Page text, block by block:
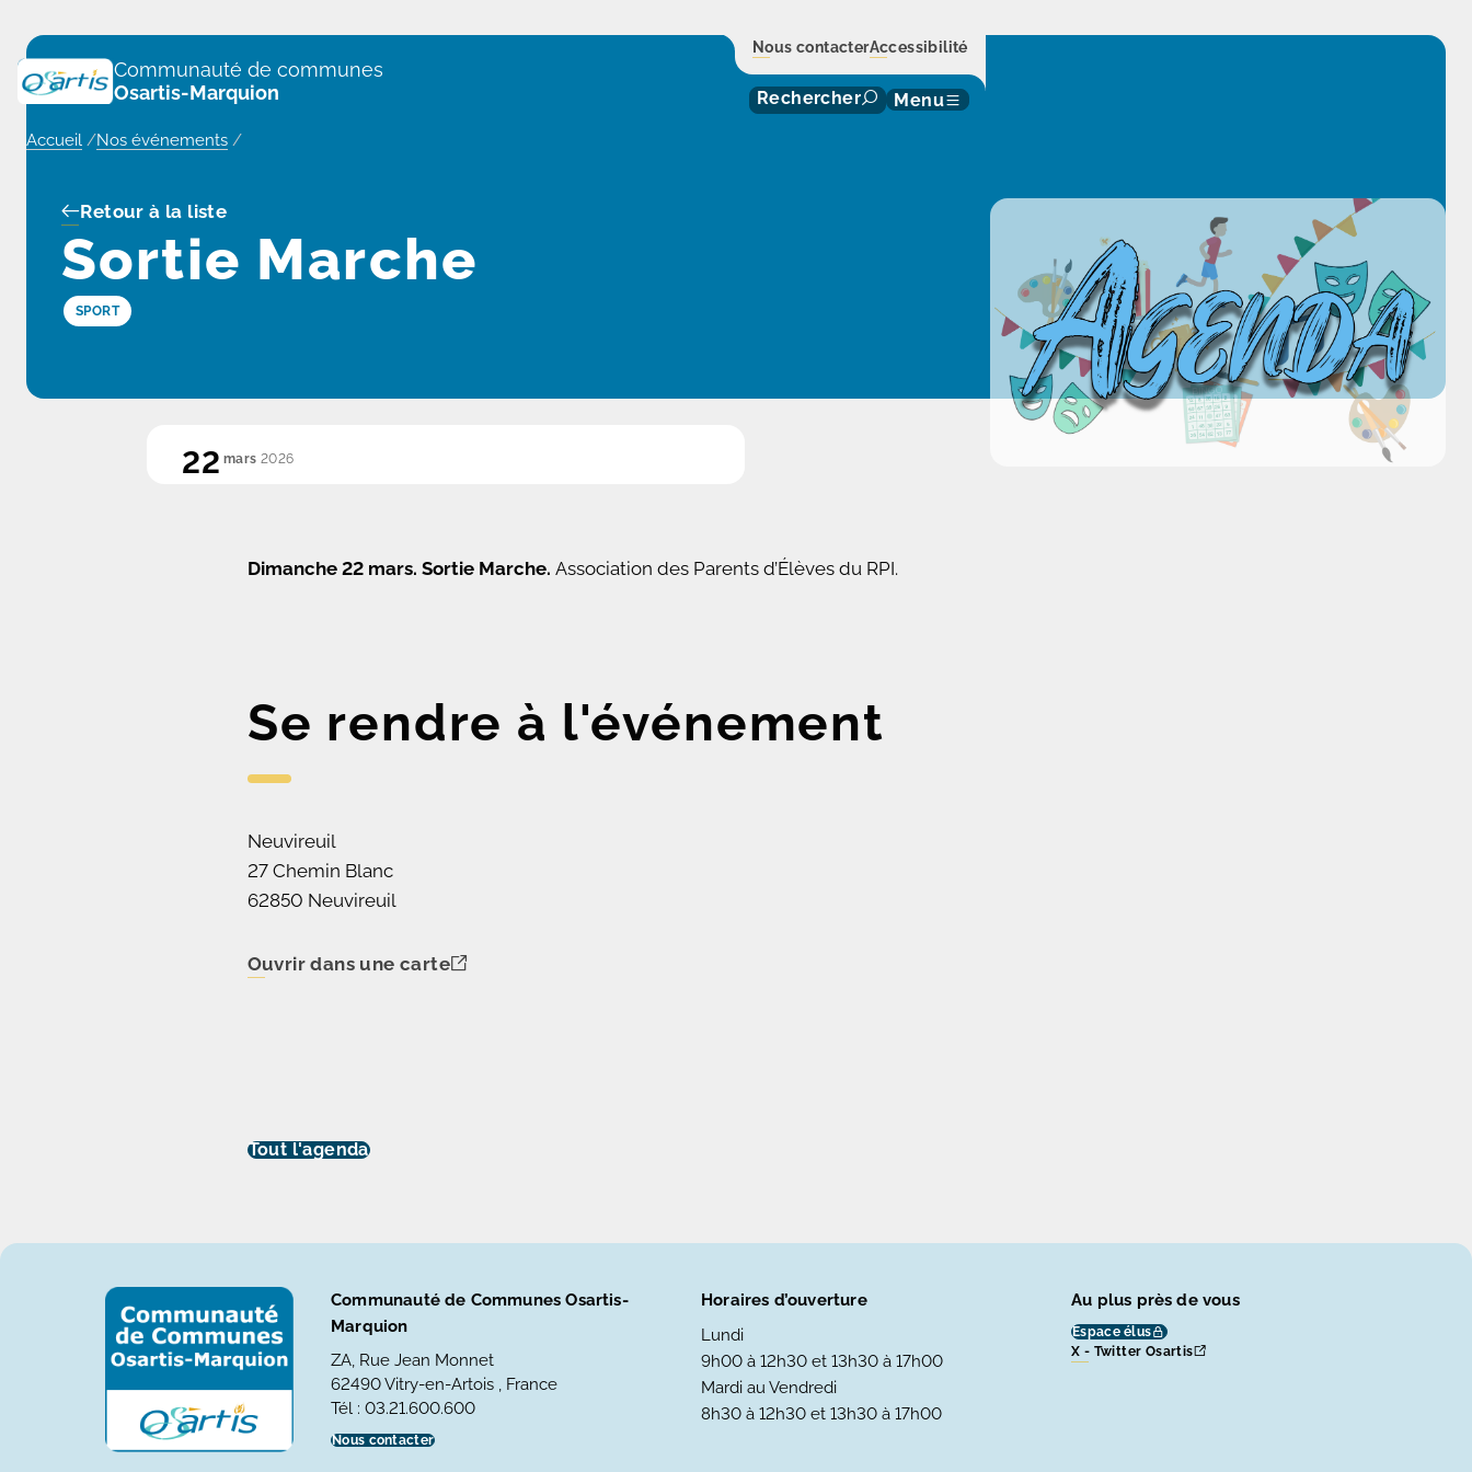
Communauté de communes
Osartis-Marquion
Nous contacterAccessibilité
Rechercher Menu
Accueil /Nos événements /
Sortie Marche
Retour à la liste
SPORT
22 mars 2026
Dimanche 22 mars. Sortie Marche. Association des Parents d’Élèves du RPI.
Se rendre à l'événement
Neuvireuil
27 Chemin Blanc
62850 Neuvireuil
Ouvrir dans une carte
Tout l'agenda
Communauté de Communes Osartis-
Marquion
ZA, Rue Jean Monnet
62490 Vitry-en-Artois , France
Tél : 03.21.600.600
Nous contacter
Horaires d’ouverture
Lundi
9h00 à 12h30 et 13h30 à 17h00
Mardi au Vendredi
8h30 à 12h30 et 13h30 à 17h00
Au plus près de vous
Espace élus
X - Twitter Osartis